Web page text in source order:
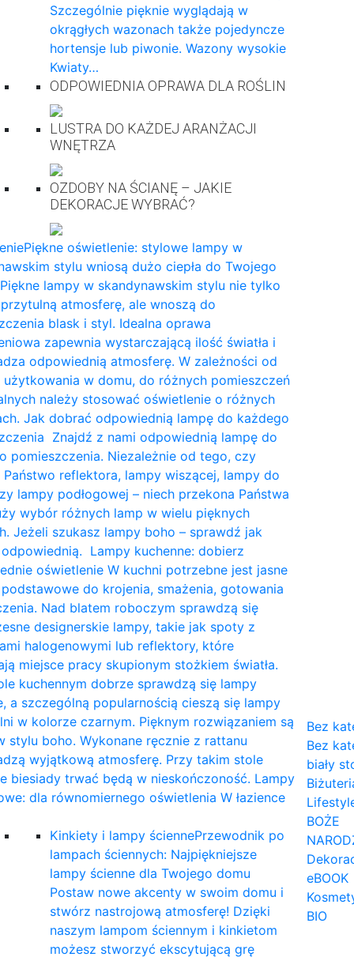
Szczególnie pięknie wyglądają w
okrągłych wazonach także pojedyncze
hortensje lub piwonie. Wazony wysokie
Kwiaty…
ODPOWIEDNIA OPRAWA DLA ROŚLIN
LUSTRA DO KAŻDEJ ARANŻACJI
WNĘTRZA
OZDOBY NA ŚCIANĘ – JAKIE
DEKORACJE WYBRAĆ?
Piękne oświetlenie: stylowe lampy w
stylu wniosą dużo ciepła do Twojego
lampy w skandynawskim stylu nie tylko
atmosferę, ale wnoszą do
blask i styl. Idealna oprawa
zapewnia wystarczającą ilość światła i
odpowiednią atmosferę. W zależności od
użytkowania w domu, do różnych pomieszczeń
należy stosować oświetlenie o różnych
Jak dobrać odpowiednią lampę do każdego
Znajdź z nami odpowiednią lampę do
pomieszczenia. Niezależnie od tego, czy
Państwo reflektora, lampy wiszącej, lampy do
lampy podłogowej – niech przekona Państwa
wybór różnych lamp w wielu pięknych
Jeżeli szukasz lampy boho – sprawdź jak
Lampy kuchenne: dobierz
oświetlenie W kuchni potrzebne jest jasne
podstawowe do krojenia, smażenia, gotowania
Nad blatem roboczym sprawdzą się
designerskie lampy, takie jak spoty z
halogenowymi lub reflektory, które
miejsce pracy skupionym stożkiem światła.
kuchennym dobrze sprawdzą się lampy
a szczególną popularnością cieszą się lampy
w kolorze czarnym. Pięknym rozwiązaniem są
stylu boho. Wykonane ręcznie z rattanu
wyjątkową atmosferę. Przy takim stole
biesiady trwać będą w nieskończoność. Lampy
dla równomiernego oświetlenia W łazience
Kinkiety i lampy ściennePrzewodnik po
lampach ściennych: Najpiękniejsze
lampy ścienne dla Twojego domu
Postaw nowe akcenty w swoim domu i
stwórz nastrojową atmosferę! Dzięki
naszym lampom ściennym i kinkietom
możesz stworzyć ekscytującą grę
Bez
Bez
biały
BOŻE
eBOOK
BIO